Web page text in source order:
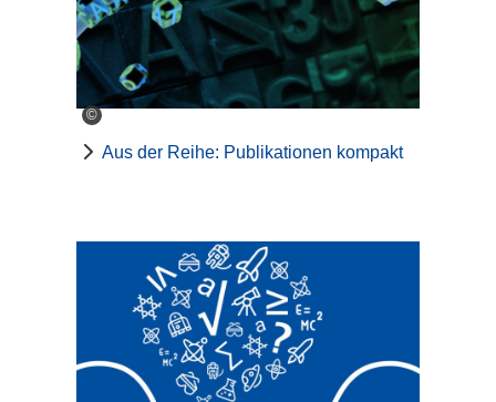
©
Aus der Reihe: Publikationen kompakt